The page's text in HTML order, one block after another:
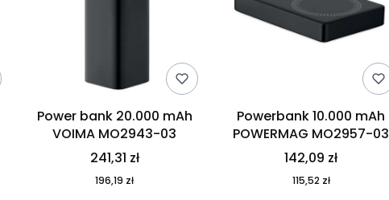
Power bank 20.000 mAh
VOIMA MO2943-03
241,31 zł
196,19 zł
Powerbank 10.000 mAh
POWERMAG MO2957-03
142,09 zł
115,52 zł